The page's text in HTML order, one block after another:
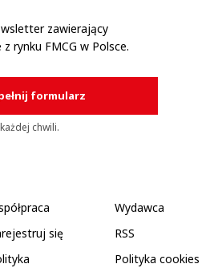
zawierający
rynku FMCG w Polsce.
formularz
chwili.
Wydawca
się
RSS
Polityka cookies